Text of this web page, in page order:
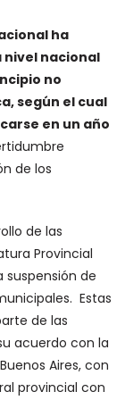
ha
nivel nacional
no
según el cual
en un año
de los
de las
Provincial
de
Estas
de las
acuerdo con la
Aires, con
provincial con